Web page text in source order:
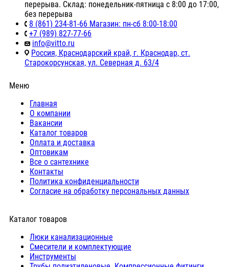
перерыва. Склад: понедельник-пятница с 8:00 до 17:00,
без перерыва
8 (861) 234-81-66 Магазин: пн-сб 8:00-18:00
+7 (989) 827-77-66
info@vitto.ru
Россия, Краснодарский край, г. Краснодар, ст.
Старокорсунская, ул. Северная д. 63/4
Меню
Главная
О компании
Вакансии
Каталог товаров
Оплата и доставка
Оптовикам
Все о сантехнике
Контакты
Политика конфиденциальности
Согласие на обработку персональных данных
Каталог товаров
Люки канализационные
Cмесители и комплектующие
Инструменты